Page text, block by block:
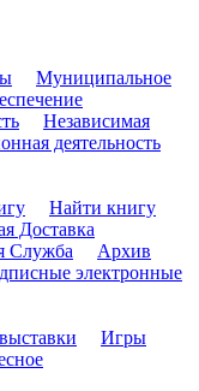
Муниципальное
Независимая
деятельность
Найти книгу
Доставка
Служба
Архив
электронные
Игры